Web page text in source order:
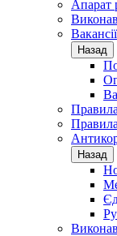
Апарат
Вакансії
Назад
Назад